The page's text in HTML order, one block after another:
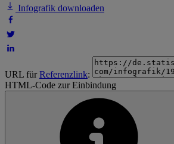
Infografik downloaden
URL fürReferenzlink:
HTML-Code zur Einbindung